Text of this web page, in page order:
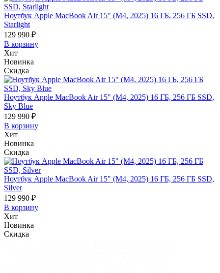
Ноутбук Apple MacBook Air 15" (M4, 2025) 16 ГБ, 256 ГБ SSD,
Starlight
129 990 ₽
В корзину
Хит
Новинка
Скидка
Ноутбук Apple MacBook Air 15" (M4, 2025) 16 ГБ, 256 ГБ SSD,
Sky Blue
129 990 ₽
В корзину
Хит
Новинка
Скидка
Ноутбук Apple MacBook Air 15" (M4, 2025) 16 ГБ, 256 ГБ SSD,
Silver
129 990 ₽
В корзину
Хит
Новинка
Скидка